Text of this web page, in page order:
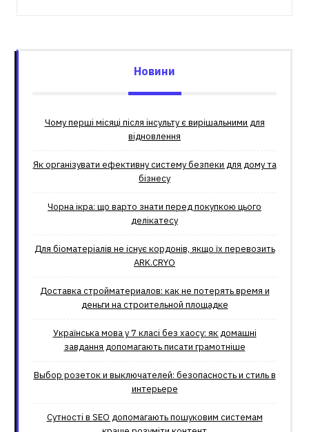
Новини
Чому перші місяці після інсульту є вирішальними для
відновлення
Як організувати ефективну систему безпеки для дому та
бізнесу
Чорна ікра: що варто знати перед покупкою цього
делікатесу
Для біоматеріалів не існує кордонів, якщо їх перевозить
ARK.CRYO
Доставка стройматериалов: как не потерять время и
деньги на строительной площадке
Українська мова у 7 класі без хаосу: як домашні
завдання допомагають писати грамотніше
Выбор розеток и выключателей: безопасность и стиль в
интерьере
Сутності в SEO допомагають пошуковим системам